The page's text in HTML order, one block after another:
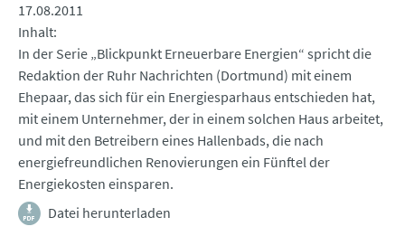
17.08.2011
Inhalt
In der Serie „Blickpunkt Erneuerbare Energien“ spricht die
Redaktion der Ruhr Nachrichten (Dortmund) mit einem
Ehepaar, das sich für ein Energiesparhaus entschieden hat,
mit einem Unternehmer, der in einem solchen Haus arbeitet,
und mit den Betreibern eines Hallenbads, die nach
energiefreundlichen Renovierungen ein Fünftel der
Energiekosten einsparen.
Datei herunterladen